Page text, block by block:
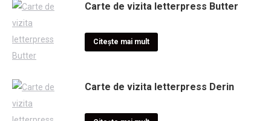
Carte de vizita letterpress Butter
Citește mai mult
Carte de vizita letterpress Derin